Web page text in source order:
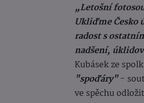
„Letošní
Ukliďme Česko
radost s
nadšení,
Kubásek ze
"spoďáry"-
ve spěchu